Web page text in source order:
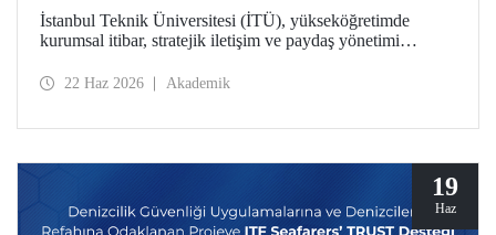
İstanbul Teknik Üniversitesi (İTÜ), yükseköğretimde
kurumsal itibar, stratejik iletişim ve paydaş yönetimi
World 100 Reputation Network tarafından düzenlenen
22 Haz 2026 Akademik
19
Haz